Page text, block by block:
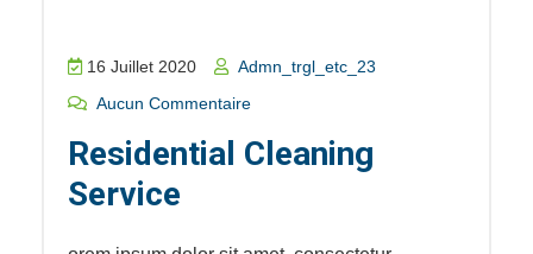
16 Juillet 2020
Admn_trgl_etc_23
Aucun Commentaire
Residential Cleaning
Service